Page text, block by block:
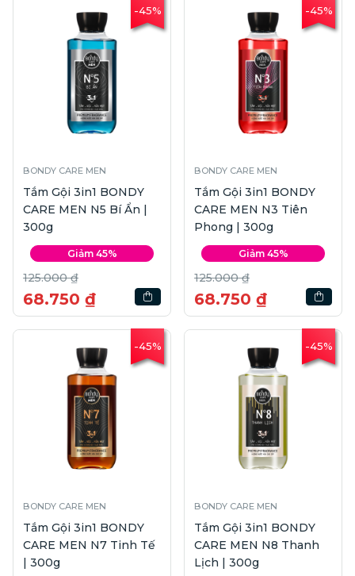
-45%
BONDY CARE MEN
Tắm Gội 3in1 BONDY
CARE MEN N5 Bí Ẩn |
300g
Giảm 45%
125.000 ₫
68.750 ₫
-45%
BONDY CARE MEN
Tắm Gội 3in1 BONDY
CARE MEN N3 Tiên
Phong | 300g
Giảm 45%
125.000 ₫
68.750 ₫
-45%
BONDY CARE MEN
Tắm Gội 3in1 BONDY
CARE MEN N7 Tinh Tế
| 300g
-45%
BONDY CARE MEN
Tắm Gội 3in1 BONDY
CARE MEN N8 Thanh
Lịch | 300g